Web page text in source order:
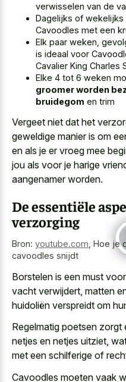
verwisselen van de
Dagelijks of
Cavoodles met een
Elk paar weken,
is ideaal voor
Cavalier King Charles
Elke 4 tot 6 weken
groomer worden
bruidegom en trim
Vergeet niet dat het
geweldige manier is om
en als je er vroeg mee
jou als voor je harige
aangenamer worden.
De essentiële
verzorging
Bron: youtube.com Hoe je
cavoodles snijdt
Borstelen is een must
vacht verwijdert, matten
huidoliën verspreidt om
Regelmatig poetsen
netjes en netjes uitziet,
met een schilferige of
Cavoodles moeten vaak